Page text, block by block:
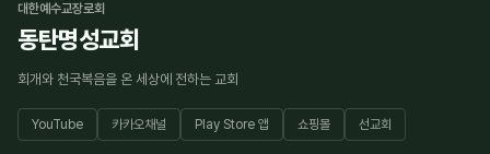
대한예수교장로회
동탄명성교회
회개와 천국복음을 온 세상에 전하는 교회
YouTube 카카오채널 Play Store 앱 쇼핑몰 선교회